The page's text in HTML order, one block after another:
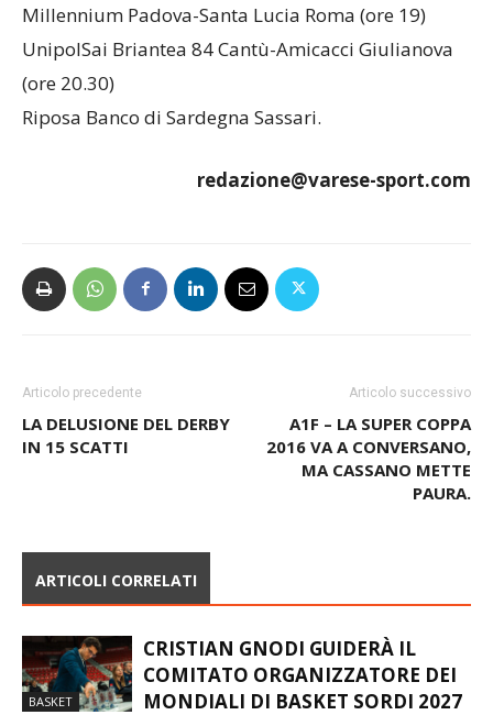
Millennium Padova-Santa Lucia Roma (ore 19)
UnipolSai Briantea 84 Cantù-Amicacci Giulianova
(ore 20.30)
Riposa Banco di Sardegna Sassari.
redazione@varese-sport.com
Articolo precedente
LA DELUSIONE DEL DERBY
IN 15 SCATTI
Articolo successivo
A1F – LA SUPER COPPA
2016 VA A CONVERSANO,
MA CASSANO METTE
PAURA.
ARTICOLI CORRELATI
BASKET
CRISTIAN GNODI GUIDERÀ IL
COMITATO ORGANIZZATORE DEI
MONDIALI DI BASKET SORDI 2027